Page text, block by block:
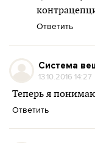
Ответить
Система
13.10.2016 14:27
Теперь я
Ответить